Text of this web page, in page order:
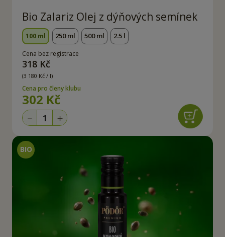
Bio Zalariz Olej z dýňových semínek
100 ml 250 ml 500 ml 2.5 l
Cena bez registrace
318 Kč
(3 180 Kč / l)
Cena pro členy klubu
302 Kč